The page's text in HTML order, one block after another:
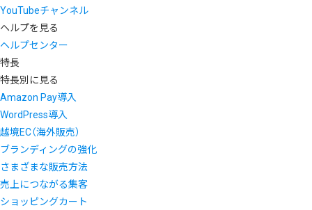
YouTubeチャンネル
ヘルプを見る
ヘルプセンター
特長
特長別に見る
Amazon Pay導入
WordPress導入
越境EC（海外販売）
ブランディングの強化
さまざまな販売方法
売上につながる集客
ショッピングカート